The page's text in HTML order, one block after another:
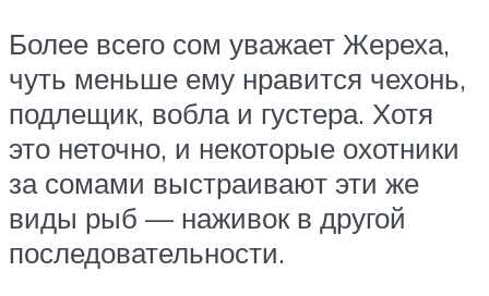
Более всего сом уважает Жереха,
чуть меньше ему нравится чехонь,
подлещик, вобла и густера. Хотя
это неточно, и некоторые охотники
за сомами выстраивают эти же
виды рыб — наживок в другой
последовательности.